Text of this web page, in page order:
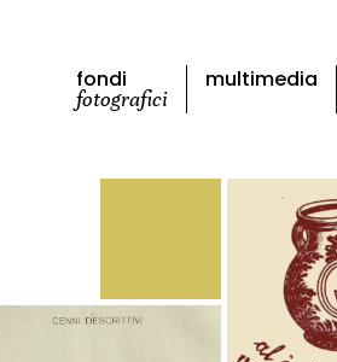
fondi
fotografici
multimedia